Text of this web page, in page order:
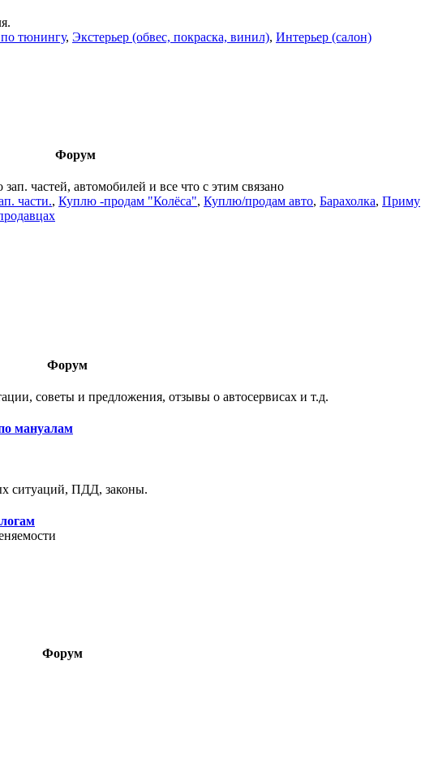
тюнингу, Экстерьер (обвес, покраска, винил), Интерьер (салон)
Форум
частей, автомобилей и все что с этим связано
части., Куплю -продам "Колёса", Куплю/продам авто, Барахолка, Приму
Форум
советы и предложения, отзывы о автосервисах и т.д.
мануалам
ситуаций, ПДД, законы.
Форум